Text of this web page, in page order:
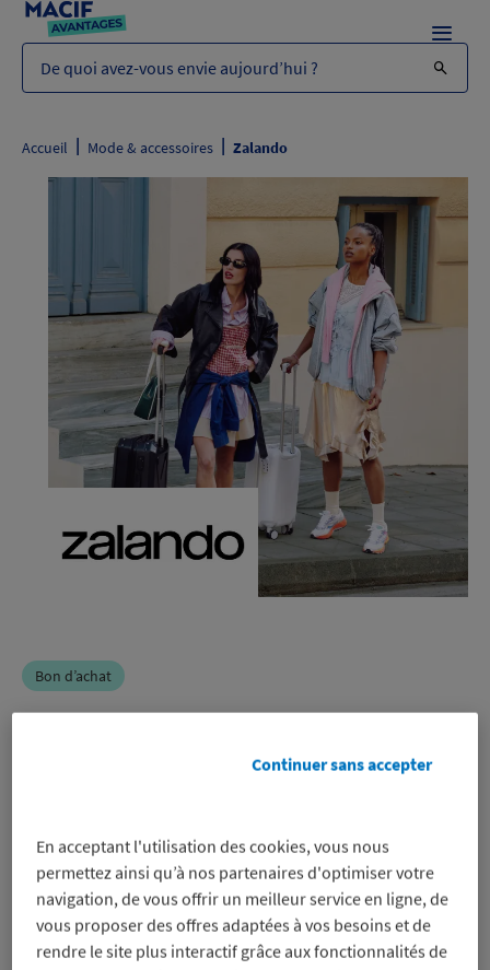
De quoi avez-vous envie aujourd’hui ?
Menu
Accueil | Mode & accessoires | Zalando
Bon d’achat
sur un bon d’achat pour régler en
ligne sur les produits de mode
uniquement, même sur les promos
Voir les conditions
En acceptant l'utilisation des cookies, vous nous
permettez ainsi qu’à nos partenaires d'optimiser votre
navigation, de vous offrir un meilleur service en ligne, de
vous proposer des offres adaptées à vos besoins et de
rendre le site plus interactif grâce aux fonctionnalités de
Continuer sans accepter